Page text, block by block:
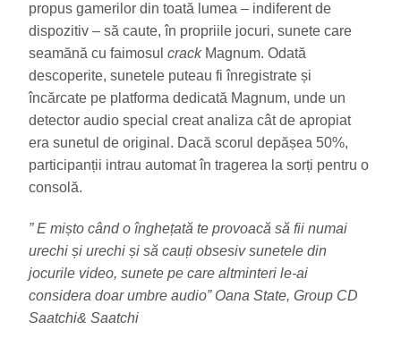
propus gamerilor din toată lumea – indiferent de
dispozitiv – să caute, în propriile jocuri, sunete care
seamănă cu faimosul crackMagnum. Odată
descoperite, sunetele puteau fi înregistrate și
încărcate pe platforma dedicată Magnum, unde un
detector audio special creat analiza cât de apropiat
era sunetul de original. Dacă scorul depășea 50%,
participanții intrau automat în tragerea la sorți pentru o
consolă.
” E mișto când o înghețată te provoacă să fii numai
urechi și urechi și să cauți obsesiv sunetele din
jocurile video, sunete pe care altminteri le-ai
considera doar umbre audio” Oana State, Group CD
Saatchi& Saatchi